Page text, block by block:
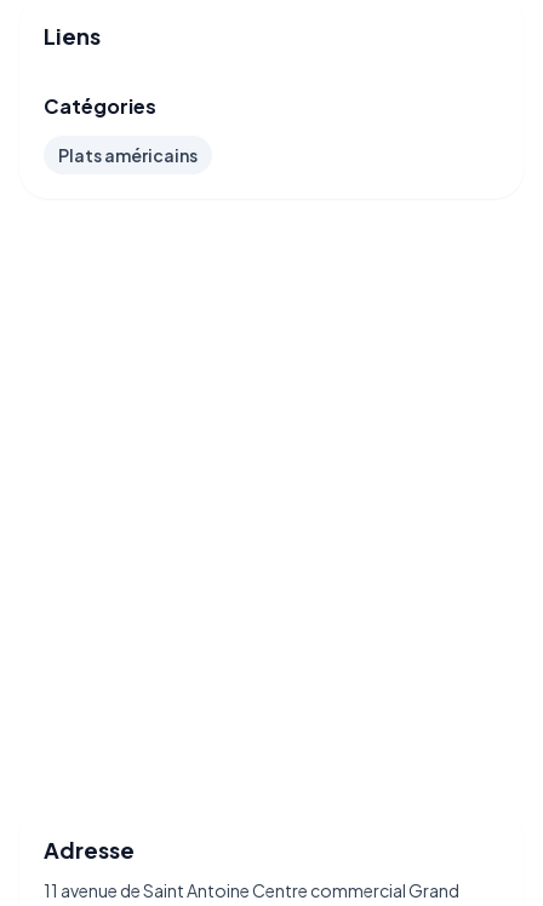
Liens
Catégories
Plats américains
Adresse
11 avenue de Saint Antoine Centre commercial Grand